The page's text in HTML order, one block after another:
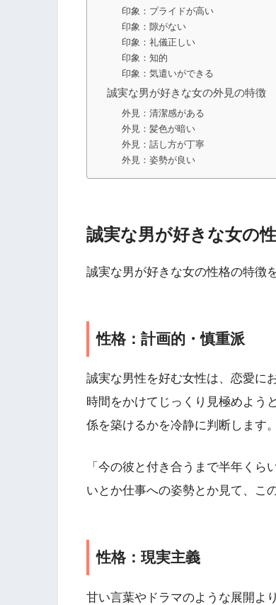
印象：プライドが高い
印象：隙がない
印象：礼儀正しい
印象：知的
印象：気遣いができる
誠実な男が好きな女の外見の特徴
外見：清潔感がある
外見：髪色が暗い
外見：話し方が丁寧
外見：姿勢が良い
誠実な男が好きな女の
誠実な男が好きな女の性格の特徴
性格：計画的・慎重派
誠実な男性を好む女性は、恋愛に
時間をかけてじっくり見極めよう
係を築けるかを冷静に判断します。
「今の彼と付き合うまで半年く
いとか仕事への姿勢とか見て、こ
性格：現実主義
甘い言葉やドラマのような展開よ